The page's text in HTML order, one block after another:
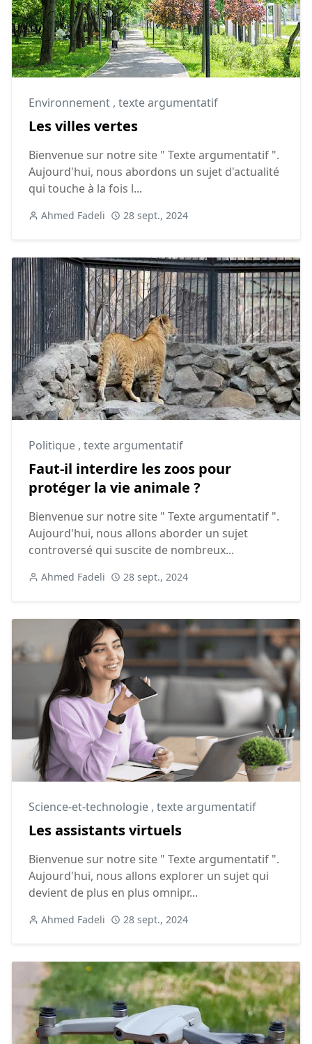
Environnement , texte argumentatif
Les villes vertes
Bienvenue sur notre site " Texte argumentatif ".
Aujourd'hui, nous abordons un sujet d'actualité
qui touche à la fois l...
Ahmed Fadeli 28 sept., 2024
Politique , texte argumentatif
Faut-il interdire les zoos pour
protéger la vie animale ?
Bienvenue sur notre site " Texte argumentatif ".
Aujourd'hui, nous allons aborder un sujet
controversé qui suscite de nombreux...
Ahmed Fadeli 28 sept., 2024
Science-et-technologie , texte argumentatif
Les assistants virtuels
Bienvenue sur notre site " Texte argumentatif ".
Aujourd'hui, nous allons explorer un sujet qui
devient de plus en plus omnipr...
Ahmed Fadeli 28 sept., 2024